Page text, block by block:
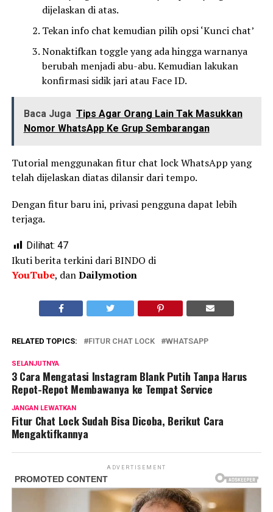
dijelaskan di atas.
Tekan info chat kemudian pilih opsi ‘Kunci chat’
Nonaktifkan toggle yang ada hingga warnanya
berubah menjadi abu-abu. Kemudian lakukan
konfirmasi sidik jari atau Face ID.
Baca Juga Tips Agar Orang Lain Tak Masukkan
Nomor WhatsApp Ke Grup Sembarangan
Tutorial menggunakan fitur chat lock WhatsApp yang
telah dijelaskan diatas dilansir dari tempo.
Dengan fitur baru ini, privasi pengguna dapat lebih
terjaga.
Dilihat: 47
Ikuti berita terkini dari BINDO di
YouTube, danDailymotion
RELATED TOPICS: FITUR CHAT LOCK WHATSAPP
SELANJUTNYA
3 Cara Mengatasi Instagram Blank Putih Tanpa Harus
Repot-Repot Membawanya ke Tempat Service
JANGAN LEWATKAN
Fitur Chat Lock Sudah Bisa Dicoba, Berikut Cara
Mengaktifkannya
ADVERTISEMENT